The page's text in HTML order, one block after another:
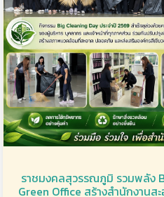
ราชมงคลสุวรรณภูมิ รวมพลัง
Green Office สร้างสำนักงาน